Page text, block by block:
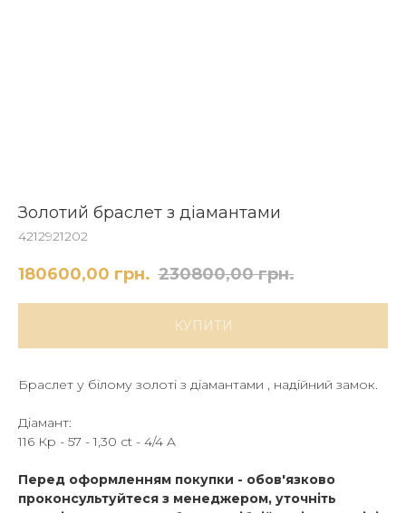
Золотий браслет з діамантами
4212921202
180600,00 грн. 230800,00 грн.
КУПИТИ
Браслет у білому золоті з діамантами , надійний замок.
Діамант:
116 Кр - 57 - 1,30 ct - 4/4 A
Перед оформленням покупки - обов'язково
проконсультуйтеся з менеджером, уточніть